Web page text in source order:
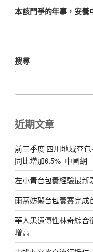
章
一
本該鬥爭的年事，安養
搜尋
近期文章
前三季度 四川地域查
同比增加6.5%_中國網
左小青台包養經驗最新
雨燕妨礙台包養賽完成
華人患遺傳性林奇綜合
增高